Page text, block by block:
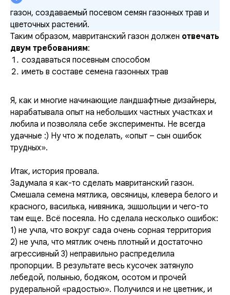
газон, создаваемый посевом семян газонных трав и
цветочных растений.
Таким образом, мавританский газон должен отвечать
двум требованиям:
создаваться посевным способом
иметь в составе семена газонных трав
Я, как и многие начинающие ландшафтные дизайнеры,
нарабатывала опыт на небольших частных участках и
любила и позволяла себе эксперименты. Не всегда
удачные :) Ну что ж поделать, «опыт – сын ошибок
трудных».
Итак, история провала.
Задумала я как-то сделать мавританский газон.
Смешала семена мятлика, овсяницы, клевера белого и
красного, василька, нивяника, эшшольции и чего-то
там еще. Всё посеяла. Но сделала несколько ошибок:
1) не учла, что вокруг сада очень сорная территория
2) не учла, что мятлик очень плотный и достаточно
агрессивный 3) неправильно распределила
пропорции. В результате весь кусочек затянуло
лебедой, полынью, бодяком, осотом и прочей
рудеральной «радостью». Получился и не цветник, и